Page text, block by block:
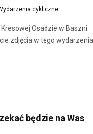
cykliczne
Osadzie w Baszni
zdjęcia w tego wydarzenia.
będzie na Was